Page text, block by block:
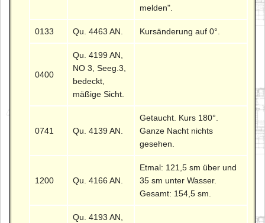
melden".
0133 Qu. 4463 AN. Kursänderung auf 0°.
0400
Qu. 4199 AN,
NO 3, Seeg.3,
bedeckt,
mäßige Sicht.
0741 Qu. 4139 AN.
Getaucht. Kurs 180°.
Ganze Nacht nichts
gesehen.
1200 Qu. 4166 AN.
Etmal: 121,5 sm über und
35 sm unter Wasser.
Gesamt: 154,5 sm.
Qu. 4193 AN,